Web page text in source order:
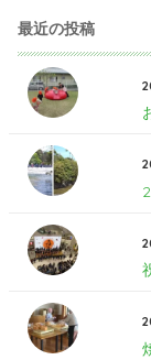
最近の投稿